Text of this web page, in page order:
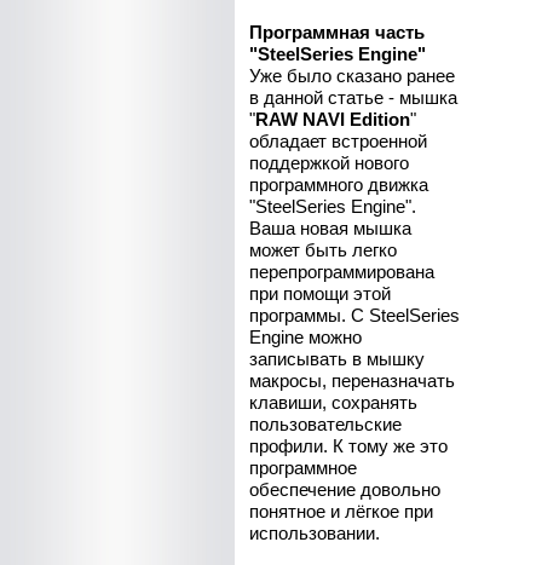
Программная часть
"SteelSeries Engine"
Уже было сказано ранее
в данной статье - мышка
"RAW NAVI Edition"
обладает встроенной
поддержкой нового
программного движка
"SteelSeries Engine".
Ваша новая мышка
может быть легко
перепрограммирована
при помощи этой
программы. С SteelSeries
Engine можно
записывать в мышку
макросы, переназначать
клавиши, сохранять
пользовательские
профили. К тому же это
программное
обеспечение довольно
понятное и лёгкое при
использовании.